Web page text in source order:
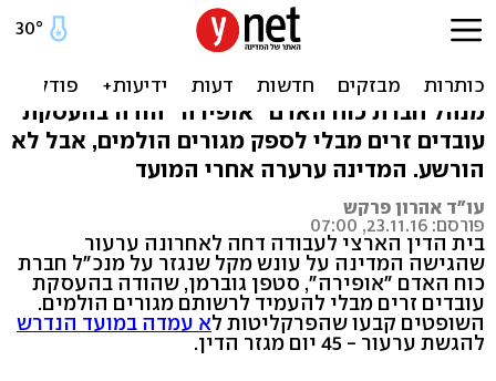
המדינה איחרה עם הערעור,
המנכ"ל לא יורשע
מנהל חברת כוח האדם "אופירה" הודה בהעסקת
עובדים זרים מבלי לספק מגורים הולמים, אבל לא
הורשע. המדינה ערערה אחרי המועד
עו"ד אהרון פרקש
פורסם: 23.11.16, 07:00
בית הדין הארצי לעבודה דחה לאחרונה ערעור
שהגישה המדינה על עונש מקל שנגזר על מנכ"ל חברת
כוח האדם "אופירה", סטפן גוברמן, שהודה בהעסקת
עובדים זרים מבלי להעמיד לרשותם מגורים הולמים.
השופטים קבעו שהפרקליטות לא עמדה במועד הנדרש
להגשת ערעור - 45 יום מגזר הדין.